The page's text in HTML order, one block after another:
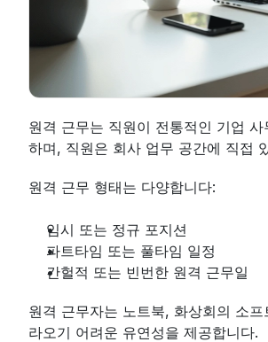
원격 근무는 직원이 전통적인 기업
하며, 직원은 회사 업무 공간에 직접
원격 근무 형태는 다양합니다:
임시 또는 정규 포지션
파트타임 또는 풀타임 일정
간헐적 또는 빈번한 원격 근무일
원격 근무자는 노트북, 화상회의 소
라오기 어려운 유연성을 제공합니다.